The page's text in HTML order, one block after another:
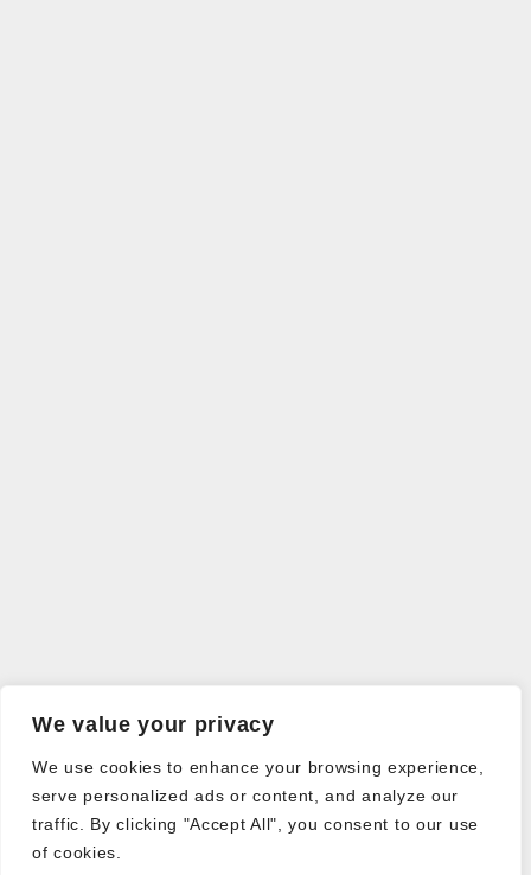
We value your privacy
We use cookies to enhance your browsing experience,
serve personalized ads or content, and analyze our
traffic. By clicking "Accept All", you consent to our use
of cookies.